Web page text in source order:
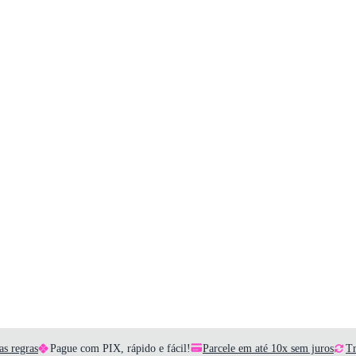
regras Pague com PIX, rápido e fácil! Parcele em até 10x sem juros